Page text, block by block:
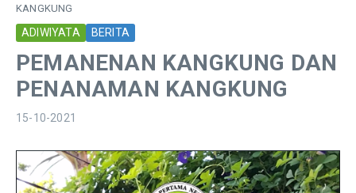
KANGKUNG
ADIWIYATA BERITA
PEMANENAN KANGKUNG DAN
PENANAMAN KANGKUNG
15-10-2021